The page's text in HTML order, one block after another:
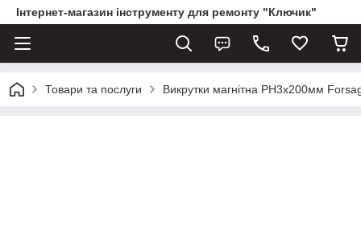
Інтернет-магазин інструменту для ремонту "Ключик"
Товари та послуги Викрутки магнітна PH3х200мм